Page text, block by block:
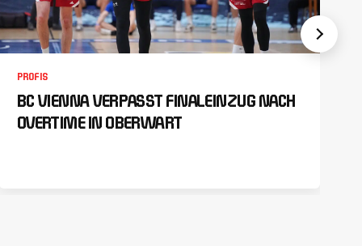
PROFIS
BC VIENNA VERPASST FINALEINZUG NACH
OVERTIME IN OBERWART